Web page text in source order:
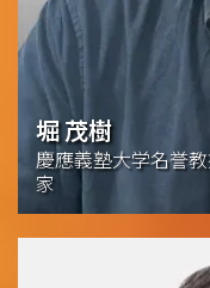
堀 茂樹
慶應義塾大学名誉
家